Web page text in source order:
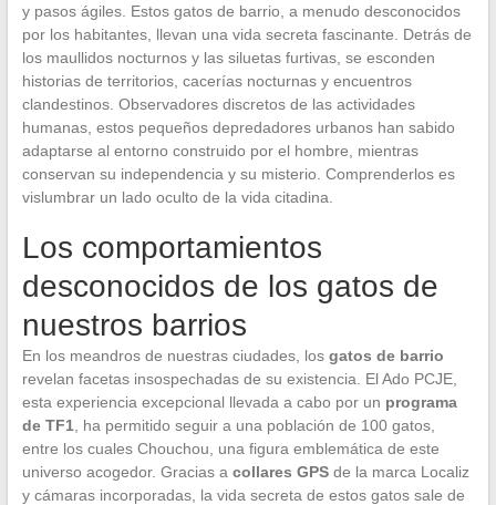
y pasos ágiles. Estos gatos de barrio, a menudo desconocidos
por los habitantes, llevan una vida secreta fascinante. Detrás de
los maullidos nocturnos y las siluetas furtivas, se esconden
historias de territorios, cacerías nocturnas y encuentros
clandestinos. Observadores discretos de las actividades
humanas, estos pequeños depredadores urbanos han sabido
adaptarse al entorno construido por el hombre, mientras
conservan su independencia y su misterio. Comprenderlos es
vislumbrar un lado oculto de la vida citadina.
Los comportamientos
desconocidos de los gatos de
nuestros barrios
En los meandros de nuestras ciudades, los gatos de barrio
revelan facetas insospechadas de su existencia. El Ado PCJE,
esta experiencia excepcional llevada a cabo por un programa
de TF1 , ha permitido seguir a una población de 100 gatos,
entre los cuales Chouchou, una figura emblemática de este
universo acogedor. Gracias a collares GPSde la marca Localiz
y cámaras incorporadas, la vida secreta de estos gatos sale de